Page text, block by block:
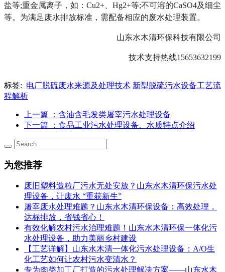
盐等;重金属离子，如：Cu2+、Hg2+等;不可溶的CaSO4及细尘
等。为满足废水排放标准，需配备相应的废水处理装置。
山东水木清环保科技有限公司
技术支持热线15653632199
标签: 电厂脱硫废水来源及处理技术 新型脱硫污水设备工艺流
程解析
上一篇
：含油含毛发类屠宰污水处理设备
下一篇
：食品工业污水处理设备、水质特点介绍
为您推荐
废旧塑料造粒厂污水无处安放？山东水木清环保污水处
理设备，让废水 “重获新生”
屠宰废水处理难题？山东水木清环保设备：高效处理，
达标排放，省钱省心！
有效化解农村污水治理难题！山东水木清环保一体化污
水处理设备，助力美丽乡村建设
【工艺详解】山东水木清一体化污水处理设备：A/O生
化工艺如何让农村污水变清水？
专为肉类加工厂打造的污水处理解决方案——山东水木